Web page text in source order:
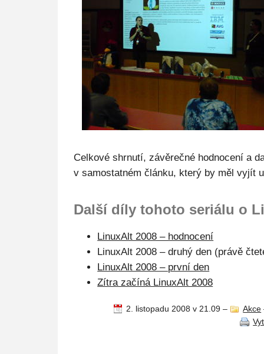
Celkové shrnutí, závěrečné hodnocení a
v samostatném článku, který by měl vyjít
Další díly tohoto seriálu o
LinuxAlt 2008 – hodnocení
LinuxAlt 2008 – druhý den (právě
LinuxAlt 2008 – první den
Zítra začíná LinuxAlt 2008
2. listopadu 2008 v 21.09 – Akce